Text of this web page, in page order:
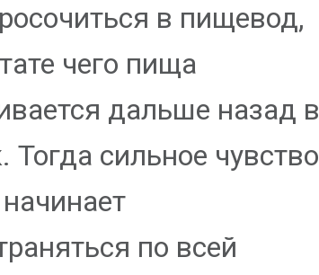
в пищевод,
чего пища
дальше назад в
Тогда сильное чувство
по всей